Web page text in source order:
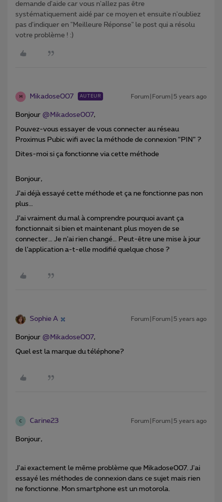
demande d'aide car vous n'allez pas être
systématiquement aidé par ce moyen et ensuite n'oubliez
pas d'indiquer en "Meilleure Réponse" le post qui a résolu
votre problème ! :)
M Mikadose007 AUTEUR Forum|Forum|5 years ago
Bonjour @Mikadose007,
Pouvez-vous essayer de vous connecter au réseau
Proximus Pubic wifi avec la méthode de connexion “PIN” ?
Dites-moi si ça fonctionne via cette méthode
Bonjour,
J’ai déjà essayé cette méthode et ça ne fonctionne pas non
plus…
J’ai vraiment du mal à comprendre pourquoi avant ça
fonctionnait si bien et maintenant plus moyen de se
connecter… Je n’ai rien changé… Peut-être une mise à jour
de l’application a-t-elle modifié quelque chose ?
Sophie A Forum|Forum|5 years ago
Bonjour @Mikadose007,
Quel est la marque du téléphone?
C Carine23 Forum|Forum|5 years ago
Bonjour,
J'ai exactement le même problème que Mikadose007. J'ai
essayé les méthodes de connexion dans ce sujet mais rien
ne fonctionne. Mon smartphone est un motorola.